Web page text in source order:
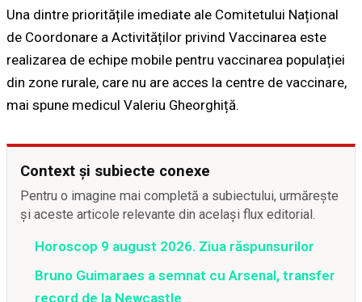
Una dintre prioritățile imediate ale Comitetului Național
de Coordonare a Activităților privind Vaccinarea este
realizarea de echipe mobile pentru vaccinarea populației
din zone rurale, care nu are acces la centre de vaccinare,
mai spune medicul Valeriu Gheorghiță.
Context și subiecte conexe
Pentru o imagine mai completă a subiectului, urmărește
și aceste articole relevante din același flux editorial.
Horoscop 9 august 2026. Ziua răspunsurilor
Bruno Guimaraes a semnat cu Arsenal, transfer
record de la Newcastle